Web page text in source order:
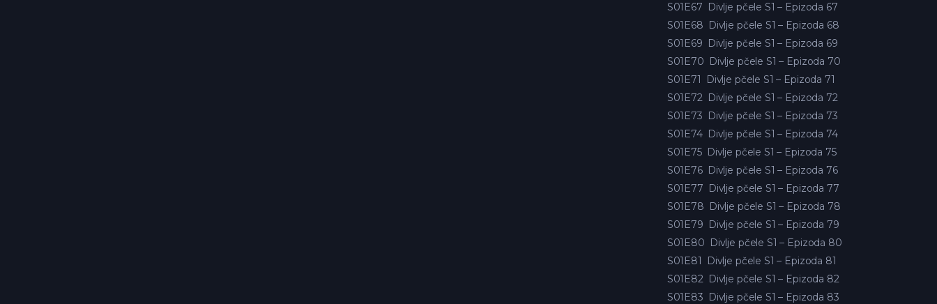
S01E67 Divlje pčele S1 – Epizoda 67
S01E68 Divlje pčele S1 – Epizoda 68
S01E69 Divlje pčele S1 – Epizoda 69
S01E70 Divlje pčele S1 – Epizoda 70
S01E71
Divlje pčele S1 – Epizoda 71
S01E72 Divlje pčele S1 – Epizoda 72
S01E73 Divlje pčele S1 – Epizoda 73
S01E74 Divlje pčele S1 – Epizoda 74
S01E75 Divlje pčele S1 – Epizoda 75
S01E76 Divlje pčele S1 – Epizoda 76
S01E77 Divlje pčele S1 – Epizoda 77
S01E78 Divlje pčele S1 – Epizoda 78
S01E79 Divlje pčele S1 – Epizoda 79
S01E80 Divlje pčele S1 – Epizoda 80
S01E81
Divlje pčele S1 – Epizoda 81
S01E82 Divlje pčele S1 – Epizoda 82
S01E83 Divlje pčele S1 – Epizoda 83